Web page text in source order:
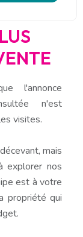
l'annonce
n'est
visites.
mais
explorer nos
est à votre
propriété qui